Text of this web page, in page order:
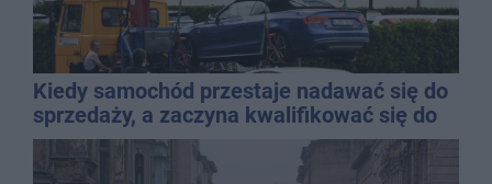
Kiedy samochód przestaje nadawać się do
sprzedaży, a zaczyna kwalifikować się do
kasacji?